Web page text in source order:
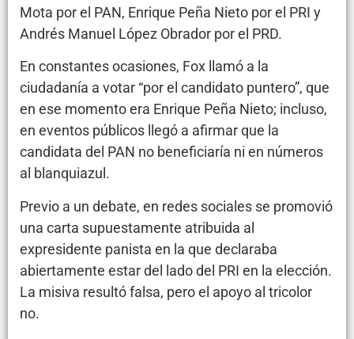
Mota por el PAN, Enrique Peña Nieto por el PRI y
Andrés Manuel López Obrador por el PRD.
En constantes ocasiones, Fox llamó a la
ciudadanía a votar “por el candidato puntero”, que
en ese momento era Enrique Peña Nieto; incluso,
en eventos públicos llegó a afirmar que la
candidata del PAN no beneficiaría ni en números
al blanquiazul.
Previo a un debate, en redes sociales se promovió
una carta supuestamente atribuida al
expresidente panista en la que declaraba
abiertamente estar del lado del PRI en la elección.
La misiva resultó falsa, pero el apoyo al tricolor
no.